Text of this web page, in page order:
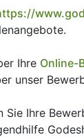
Ihre Online-
unser
Sie Ihre